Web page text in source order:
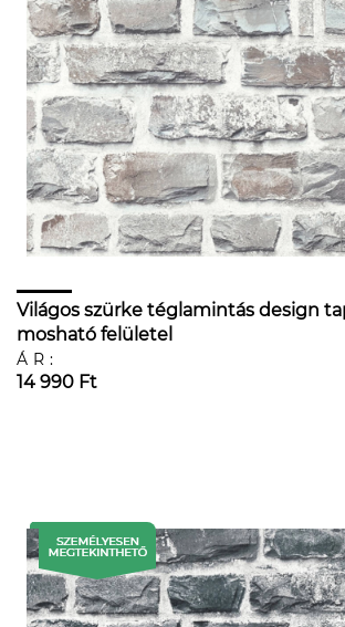
Világos szürke téglamintás design
mosható felületel
ÁR:
14 990 Ft